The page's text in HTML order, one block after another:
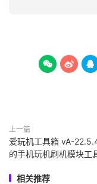
  
上一篇
爱玩机工具箱 vA-
的手机玩机刷机模块工
相关推荐